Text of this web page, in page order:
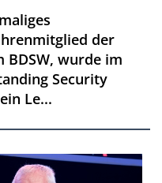
der
BDSW, wurde im
Security
Le...